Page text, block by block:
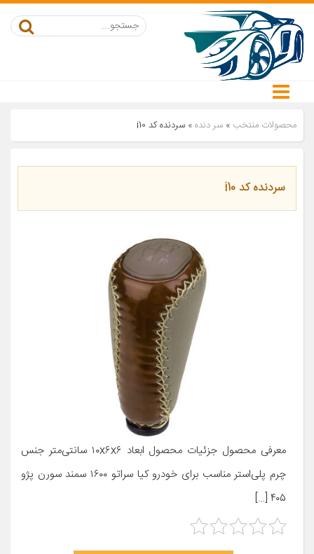
محصولات منتخب » سر دنده» سردنده کد i10
سردنده کد i10
معرفی محصول جزئیات محصول ابعاد ۱۰x۶x۶ سانتی‌متر جنس
چرم پلی‌استر مناسب برای خودرو کیا سراتو ۱۶۰۰ سمند سورن پژو
۴۰۵ […]